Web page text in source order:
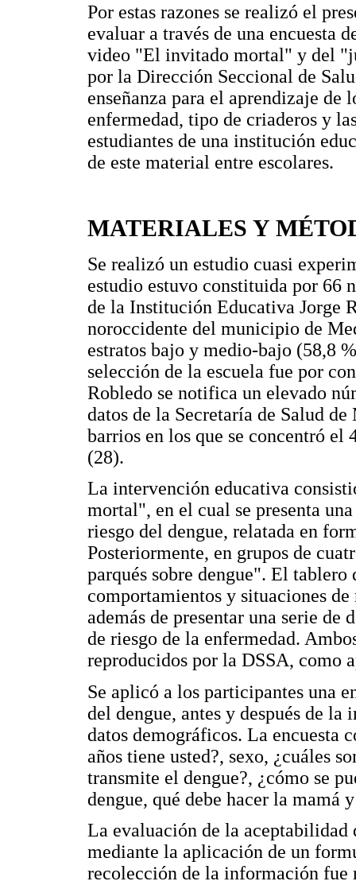
Por estas razones se realizó el
evaluar a través de una encuesta
video "El invitado mortal" y del
por la Dirección Seccional de
enseñanza para el aprendizaje de
enfermedad, tipo de criaderos y
estudiantes de una institución
de este material entre escolares.
MATERIALES Y
Se realizó un estudio cuasi
estudio estuvo constituida por 66
de la Institución Educativa Jorge
noroccidente del municipio de
estratos bajo y medio-bajo (58,8
selección de la escuela fue por
Robledo se notifica un elevado
datos de la Secretaría de Salud
barrios en los que se concentró el
(28).
La intervención educativa
mortal", en el cual se presenta
riesgo del dengue, relatada en
Posteriormente, en grupos de
parqués sobre dengue". El
comportamientos y situaciones
además de presentar una serie
de riesgo de la enfermedad.
reproducidos por la DSSA, como
Se aplicó a los participantes una
del dengue, antes y después de
datos demográficos. La encuesta
años tiene usted?, sexo, ¿cuáles
transmite el dengue?, ¿cómo se
dengue, qué debe hacer la mamá
La evaluación de la
mediante la aplicación de un
recolección de la información fue